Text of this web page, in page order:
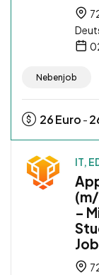
Nebenjob
26Euro -
IT,
–